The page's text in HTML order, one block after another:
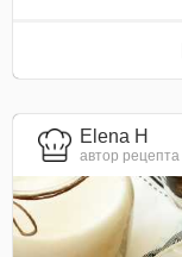
Elena H
автор рецепта